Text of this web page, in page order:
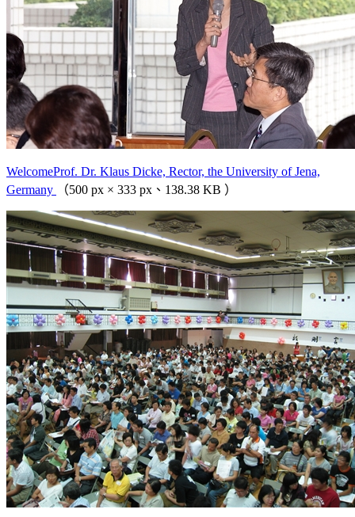
WelcomeProf. Dr. Klaus Dicke, Rector, the University of Jena,
Germany
（500 px × 333 px、138.38 KB ）